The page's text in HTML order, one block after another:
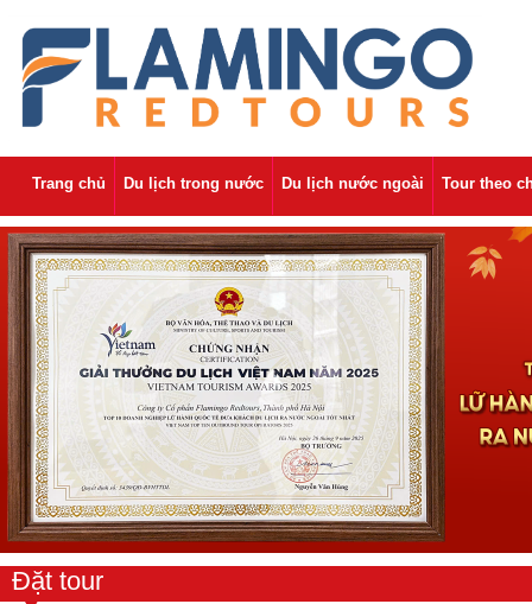
Trang chủ Du lịch trong nước Du lịch nước ngoài Tour theo
Đặt tour